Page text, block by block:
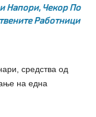
Напори, Чекор По
Работници
средства од
на една